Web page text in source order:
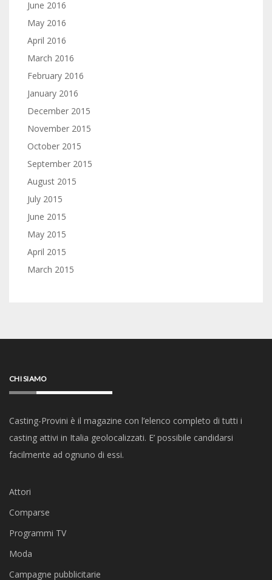
June 2016
May 2016
April 2016
March 2016
February 2016
January 2016
December 2015
November 2015
October 2015
September 2015
August 2015
July 2015
June 2015
May 2015
April 2015
March 2015
CHI SIAMO
Casting-Provini è il magazine con l’elenco completo di tutti i
casting attivi in Italia geolocalizzati. E’ possibile candidarsi
facilmente ad ognuno di essi.
Attori
Comparse
Programmi TV
Moda
Campagne pubblicitarie